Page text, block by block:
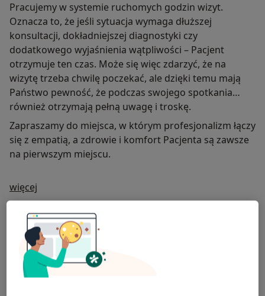
Pracujemy w systemie ruchomych godzin wizyt.
Oznacza to, że jeśli sytuacja wymaga dłuższej
konsultacji, dokładniejszej diagnostyki czy
dodatkowego wyjaśnienia wątpliwości – Pacjent
otrzymuje ten czas. Może się więc zdarzyć, że na
wizytę trzeba chwilę poczekać, ale dzięki temu mają
Państwo pewność, że podczas swojego spotkania
również otrzymają pełną uwagę i troskę.
Zapraszamy do miejsca, w którym profesjonalizm łączy
się z empatią, a zdrowie i komfort Pacjenta są zawsze
na pierwszym miejscu.
więcej
Okulistyka
Główne obszary pomocy
Choroby oczu Zaćma
Krótkowzroczność